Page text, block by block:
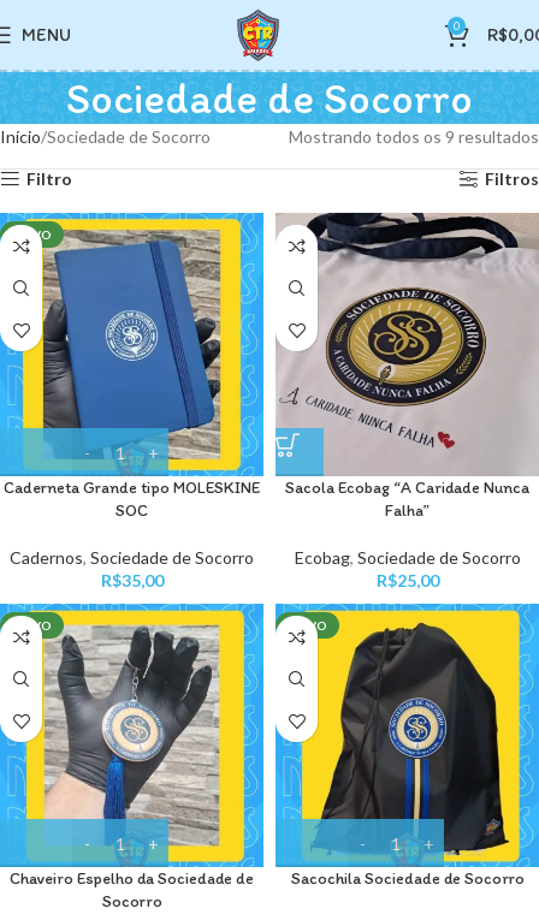
MENU 0 R$
Sociedade de Socorro
Início Sociedade de Socorro Mostrando todos os 9 resultados
Filtro Filtros
NOVO
Caderneta Grande tipo MOLESKINE
SOC
Cadernos, Sociedade de Socorro
R$35,00
Sacola Ecobag “A Caridade Nunca
Falha”
Ecobag, Sociedade de Socorro
R$25,00
NOVO
Chaveiro Espelho da Sociedade de
Socorro
NOVO
Sacochila Sociedade de Socorro